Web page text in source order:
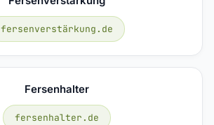
fersenverstärkung.de
Fersenhalter
fersenhalter.de